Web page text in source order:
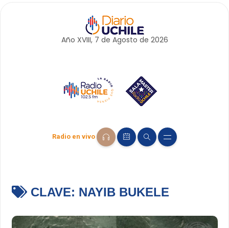
Año XVIII, 7 de Agosto de 2026
Radio en vivo
CLAVE: NAYIB BUKELE